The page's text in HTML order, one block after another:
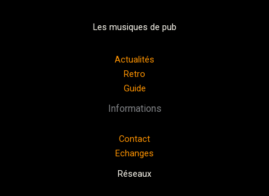
Les musiques de pub
Actualités
Retro
Guide
Informations
Contact
Echanges
Réseaux